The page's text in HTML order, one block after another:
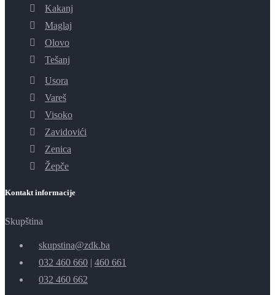
Kakanj
Maglaj
Olovo
Tešanj
Usora
Vareš
Visoko
Zavidovići
Zenica
Žepče
Kontakt informacije
Skupština
skupstina@zdk.ba
032 460 660 | 460 661
032 460 662